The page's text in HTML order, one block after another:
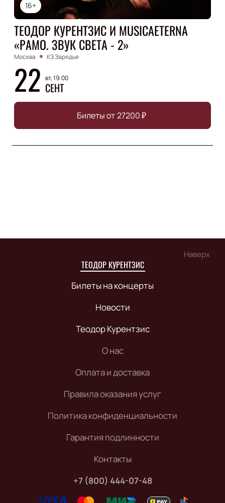
16+
ТЕОДОР КУРЕНТЗИС И MUSICAETERNA
«РАМО. ЗВУК СВЕТА - 2»
Москва КЗ Зарядье
22 вт, 19:00
СЕНТ
Билеты от27200₽
Наверх
ТЕОДОР КУРЕНТЗИС
Билеты на концерты
Новости
Теодор Курентзис
О нас
Оплата и доставка
Правила оказания услуг
Политика конфиденциальности
Гарантия подлинности
Контакты
+7 (800) 444-07-48